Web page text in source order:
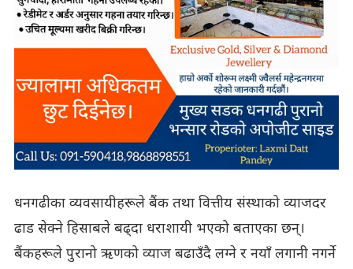
धनगढीका व्यवसायीहरूले बैंक तथा वित्तीय संस्थाको व्याजदर
ढाड सेक्ने हिसाबले बढ्दा धराशायी भएको बताएका छन्।
बैंकहरूले पुरानो ऋणको व्याज बढाउँदै लग्ने र नयाँ लगानी नगर्ने